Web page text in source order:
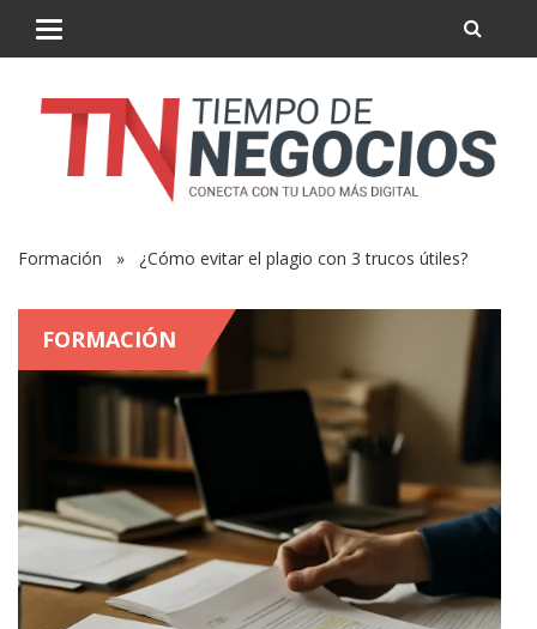
Formación » ¿Cómo evitar el plagio con 3 trucos útiles?
FORMACIÓN